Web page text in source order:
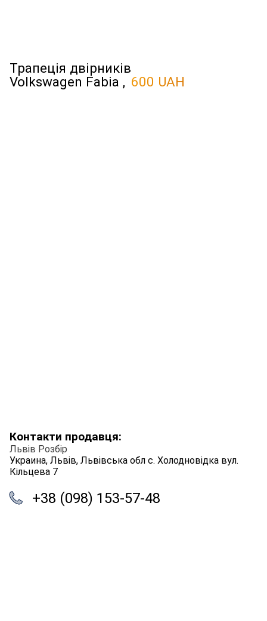
Трапеція двірників
Volkswagen Fabia , 600 UAH
Контакти продавця:
Львів Розбір
Украина, Львів, Львівська обл с. Холодновідка вул.
Кільцева 7
+38 (098) 153-57-48